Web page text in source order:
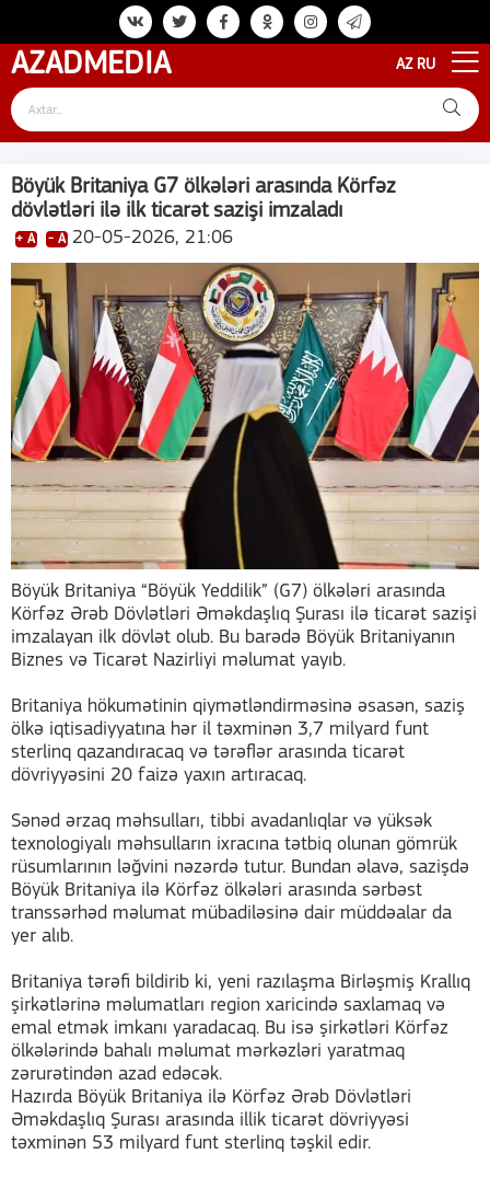
AZADMEDIA AZ RU
Böyük Britaniya G7 ölkələri arasında Körfəz
dövlətləri ilə ilk ticarət sazişi imzaladı
+ A - A 20-05-2026, 21:06
Böyük Britaniya “Böyük Yeddilik” (G7) ölkələri arasında
Körfəz Ərəb Dövlətləri Əməkdaşlıq Şurası ilə ticarət sazişi
imzalayan ilk dövlət olub. Bu barədə Böyük Britaniyanın
Biznes və Ticarət Nazirliyi məlumat yayıb.
Britaniya hökumətinin qiymətləndirməsinə əsasən, saziş
ölkə iqtisadiyyatına hər il təxminən 3,7 milyard funt
sterlinq qazandıracaq və tərəflər arasında ticarət
dövriyyəsini 20 faizə yaxın artıracaq.
Sənəd ərzaq məhsulları, tibbi avadanlıqlar və yüksək
texnologiyalı məhsulların ixracına tətbiq olunan gömrük
rüsumlarının ləğvini nəzərdə tutur. Bundan əlavə, sazişdə
Böyük Britaniya ilə Körfəz ölkələri arasında sərbəst
transsərhəd məlumat mübadiləsinə dair müddəalar da
yer alıb.
Britaniya tərəfi bildirib ki, yeni razılaşma Birləşmiş Krallıq
şirkətlərinə məlumatları region xaricində saxlamaq və
emal etmək imkanı yaradacaq. Bu isə şirkətləri Körfəz
ölkələrində bahalı məlumat mərkəzləri yaratmaq
zərurətindən azad edəcək.
Hazırda Böyük Britaniya ilə Körfəz Ərəb Dövlətləri
Əməkdaşlıq Şurası arasında illik ticarət dövriyyəsi
təxminən 53 milyard funt sterlinq təşkil edir.